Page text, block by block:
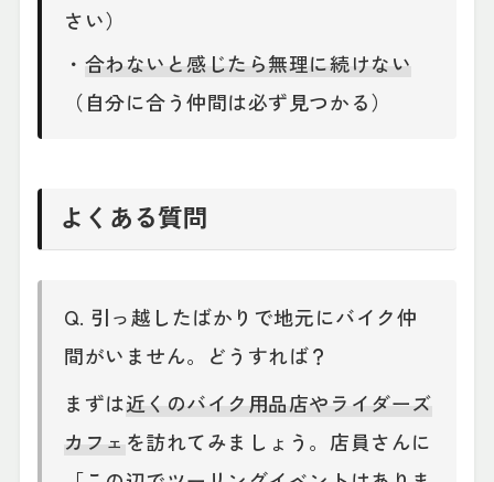
さい）
・ 合わないと感じたら無理に続けない
（自分に合う仲間は必ず見つかる）
よくある質問
Q. 引っ越したばかりで地元にバイク仲
間がいません。どうすれば？
まずは近くのバイク用品店やライダーズ
カフェ を訪れてみましょう。店員さんに